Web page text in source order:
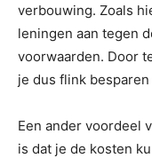
verbouwing. Zoals
leningen aan tegen
voorwaarden. Door
je dus flink
Een ander voordeel
is dat je de kosten